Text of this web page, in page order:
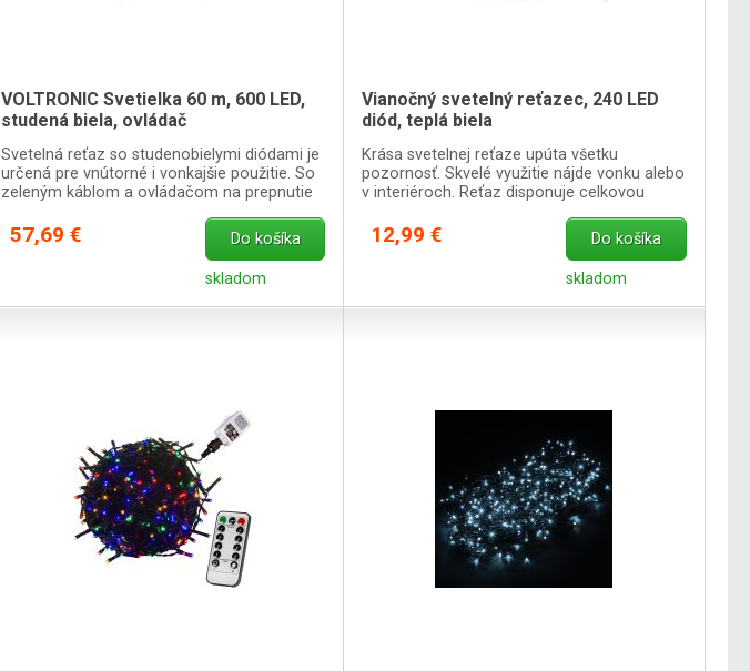
VOLTRONIC Svetielka 60 m, 600 LED,
studená biela, ovládač
Svetelná reťaz so studenobielymi diódami je
určená pre vnútorné i vonkajšie použitie. So
zeleným káblom a ovládačom na prepnutie
57,69 € Do košíka
skladom
Vianočný svetelný reťazec, 240 LED
diód, teplá biela
Krása svetelnej reťaze upúta všetku
pozornosť. Skvelé využitie nájde vonku alebo
v interiéroch. Reťaz disponuje celkovou
12,99 € Do košíka
skladom